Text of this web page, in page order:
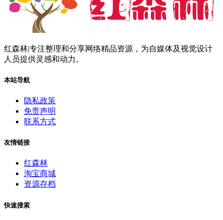
红森林|专注整理和分享网络精品资源，为自媒体及视觉设计
人员提供灵感和动力。
本站导航
隐私政策
免责声明
联系方式
友情链接
红森林
淘宝商城
资源存档
快速搜索